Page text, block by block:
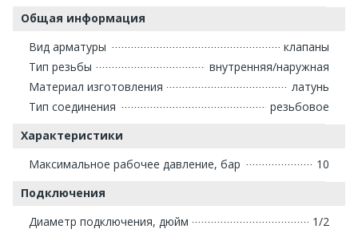
Общая информация
Вид арматуры
клапаны
Тип резьбы
внутренняя/наружная
Материал изготовления
латунь
Тип соединения
резьбовое
Характеристики
Максимальное рабочее давление, бар
10
Подключения
Диаметр подключения, дюйм
1/2